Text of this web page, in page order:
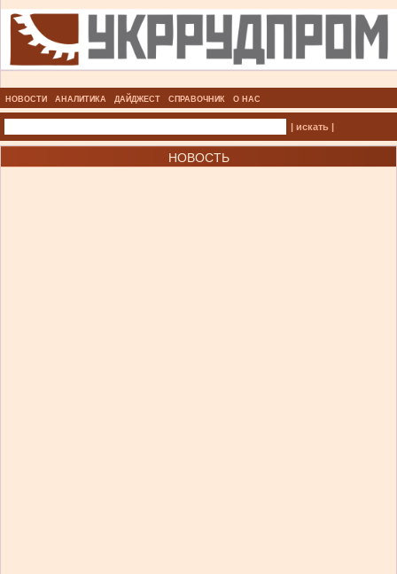
НОВОСТИ АНАЛИТИКА ДАЙДЖЕСТ СПРАВОЧНИК О НАС
| искать |
НОВОСТЬ